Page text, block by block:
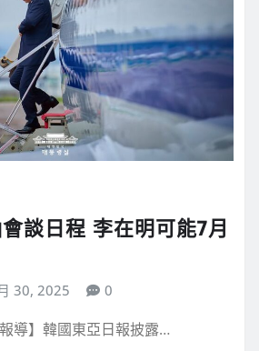
談日程 李在明可能7月
30, 2025 0
導】韓國東亞日報披露…